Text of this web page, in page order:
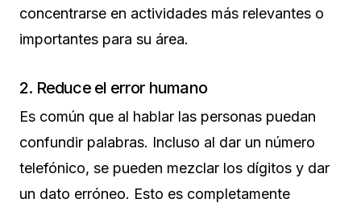
concentrarse en actividades más relevantes o
importantes para su área.
2. Reduce el error humano
Es común que al hablar las personas puedan
confundir palabras. Incluso al dar un número
telefónico, se pueden mezclar los dígitos y dar
un dato erróneo. Esto es completamente